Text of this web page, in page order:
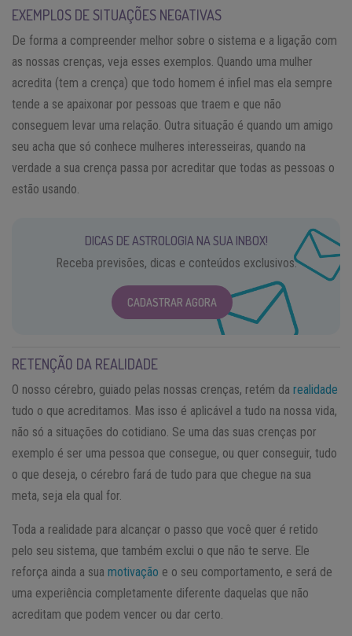
EXEMPLOS DE SITUAÇÕES NEGATIVAS
De forma a compreender melhor sobre o sistema e a ligação com
as nossas crenças, veja esses exemplos. Quando uma mulher
acredita (tem a crença) que todo homem é infiel mas ela sempre
tende a se apaixonar por pessoas que traem e que não
conseguem levar uma relação. Outra situação é quando um amigo
seu acha que só conhece mulheres interesseiras, quando na
verdade a sua crença passa por acreditar que todas as pessoas o
estão usando.
DICAS DE ASTROLOGIA NA SUA INBOX!
Receba previsões, dicas e conteúdos exclusivos.
CADASTRAR AGORA
RETENÇÃO DA REALIDADE
O nosso cérebro, guiado pelas nossas crenças, retém da realidade
tudo o que acreditamos. Mas isso é aplicável a tudo na nossa vida,
não só a situações do cotidiano. Se uma das suas crenças por
exemplo é ser uma pessoa que consegue, ou quer conseguir, tudo
o que deseja, o cérebro fará de tudo para que chegue na sua
meta, seja ela qual for.
Toda a realidade para alcançar o passo que você quer é retido
pelo seu sistema, que também exclui o que não te serve. Ele
reforça ainda a sua motivação e o seu comportamento, e será de
uma experiência completamente diferente daquelas que não
acreditam que podem vencer ou dar certo.